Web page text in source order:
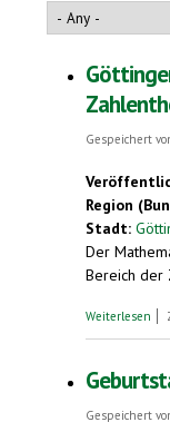
Gespeichert
Region
Stadt:
Der
Bereich der
Weiterlesen
Gespeichert